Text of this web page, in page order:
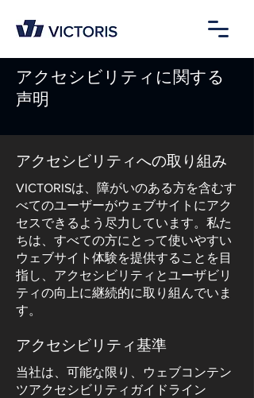
アクセシビリティに関する
声明
アクセシビリティへの取り組み
VICTORISは、障がいのある方を含むす
べてのユーザーがウェブサイトにアク
セスできるよう尽力しています。私た
ちは、すべての方にとって使いやすい
ウェブサイト体験を提供することを目
指し、アクセシビリティとユーザビリ
ティの向上に継続的に取り組んでいま
す。
アクセシビリティ基準
当社は、可能な限り、ウェブコンテン
ツアクセシビリティガイドライン